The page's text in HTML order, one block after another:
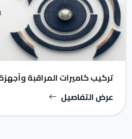
تركيب كاميرات المراقبة وأجهزة
عرض التفاصيل